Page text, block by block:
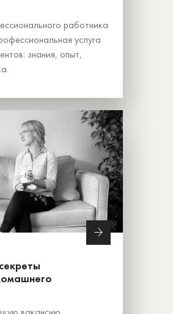
работника
услуга
знания, опыт,